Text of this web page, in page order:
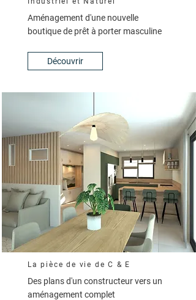
Aménagement d'une nouvelle
boutique de prêt à porter masculine
Découvrir
La pièce de vie de C & E
Des plans d'un constructeur vers un
aménagement complet